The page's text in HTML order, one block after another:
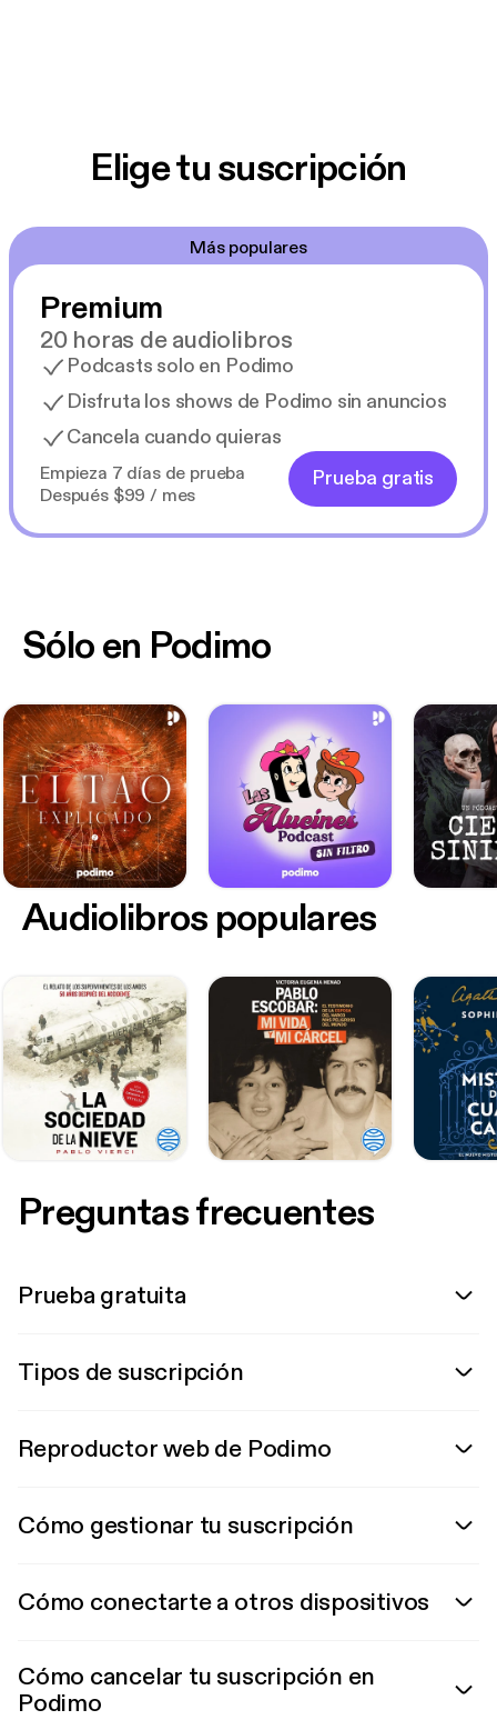
Elige tu suscripción
Más populares
Premium
20 horas de audiolibros
Podcasts solo en Podimo
Disfruta los shows de Podimo sin anuncios
Cancela cuando quieras
Empieza 7 días de prueba
Después $99 / mes
Prueba gratis
Sólo en Podimo
Audiolibros populares
Preguntas frecuentes
Prueba gratuita
Tipos de suscripción
Reproductor web de Podimo
Cómo gestionar tu suscripción
Cómo conectarte a otros dispositivos
Cómo cancelar tu suscripción en
Podimo